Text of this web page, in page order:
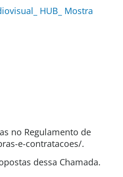
HUB_ Mostra
no Regulamento de
e-contratacoes/.
dessa Chamada.